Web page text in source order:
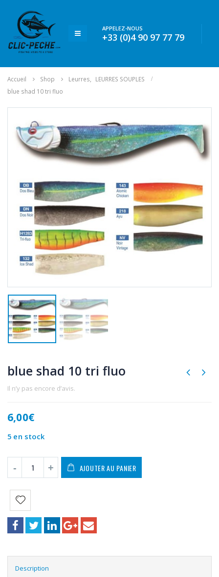
APPELEZ-NOUS
+33 (0)4 90 97 77 79
Accueil Shop Leurres
LEURRES SOUPLES
blue shad 10 tri fluo
blue shad 10 tri fluo
Il n’y pas encore d’avis.
6,00€
5 en stock
AJOUTER AU PANIER
Description